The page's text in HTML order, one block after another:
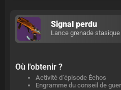
Signal perdu
Lance grenade stasique
Où l'obtenir ?
Activité d’épisode Échos
Engramme du conseil de